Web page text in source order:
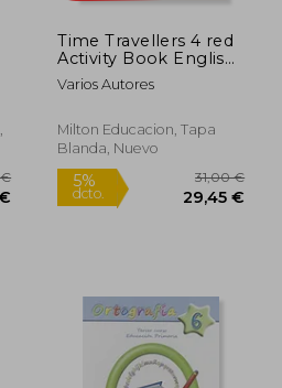
Time Travellers 4 red
Activity Book English
4º Primaria (en Inglés)
Varios Autores
Milton Educacion, Tapa
Blanda, Nuevo
Rápido